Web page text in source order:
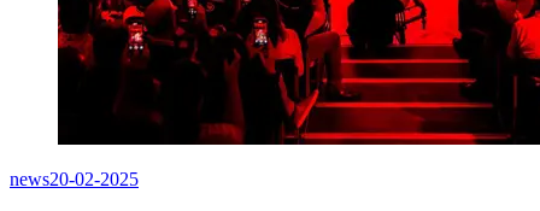
news20-02-2025